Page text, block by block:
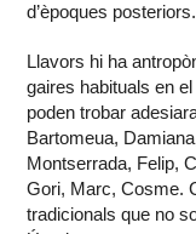
d’èpoques posteriors.
Llavors hi ha
gaires habituals en el
poden trobar
Bartomeua,
Montserrada, Felip,
Gori, Marc, Cosme.
tradicionals que no